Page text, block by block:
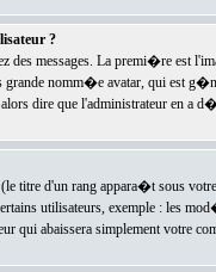
?
des messages. La premi�re est
grande nomm�e avatar, qui est
dire que l'administrateur en
titre d'un rang appara�t sous
utilisateurs, exemple : les
abaissera simplement votre